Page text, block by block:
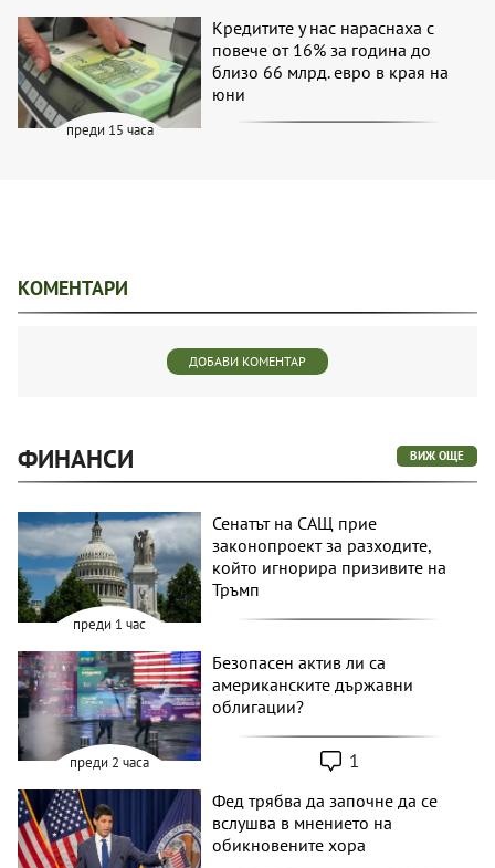
преди 15 часа
Кредитите у нас нараснаха с
повече от 16% за година до
близо 66 млрд. евро в края на
юни
КОМЕНТАРИ
ДОБАВИ КОМЕНТАР
ФИНАНСИ ВИЖ ОЩЕ
преди 1 час
Сенатът на САЩ прие
законопроект за разходите,
който игнорира призивите на
Тръмп
преди 2 часа
Безопасен актив ли са
американските държавни
облигации?
1
Фед трябва да започне да се
вслушва в мнението на
обикновените хора